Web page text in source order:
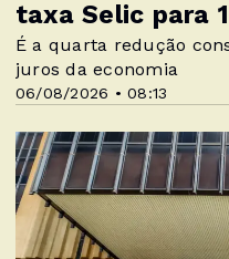
06/08/2026 • 08:13
taxa Selic para
É a quarta redução
juros da economia